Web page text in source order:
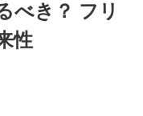
べき？ フリ
性